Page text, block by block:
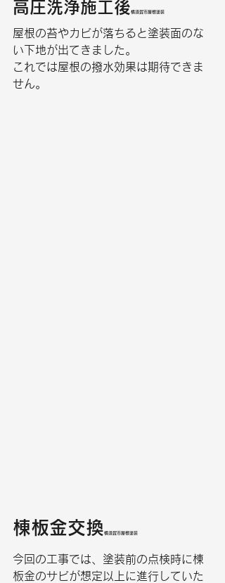
高圧洗浄施工後横須賀市屋根塗装
屋根の苔やカビが落ちると塗装面のな
い下地が出てきました。
これでは屋根の撥水効果は期待できま
せん。
棟板金交換横須賀市屋根塗装
今回の工事では、塗装前の点検時に棟
板金のサビが想定以上に進行していた